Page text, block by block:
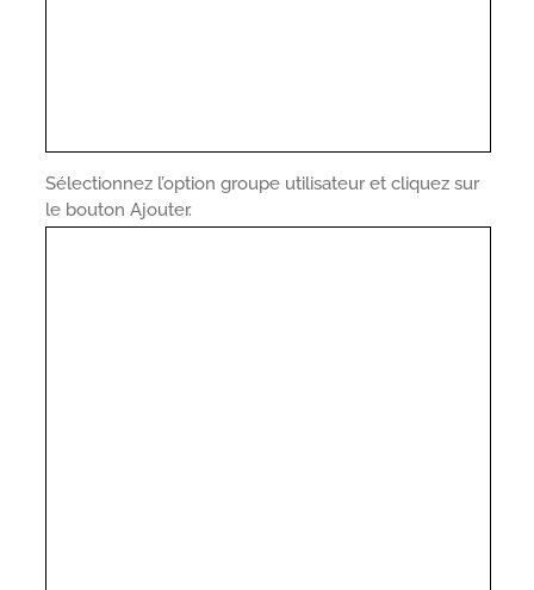
Sélectionnez l’option groupe utilisateur et cliquez sur
le bouton Ajouter.